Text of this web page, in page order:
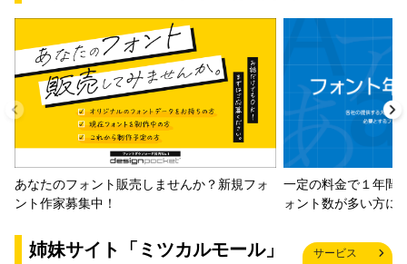
あなたのフォント販売しませんか？新規フォ
ント作家募集中！
一定の料金で１年間
ォント数が多い方に
姉妹サイト「ミツカルモール」
サービス